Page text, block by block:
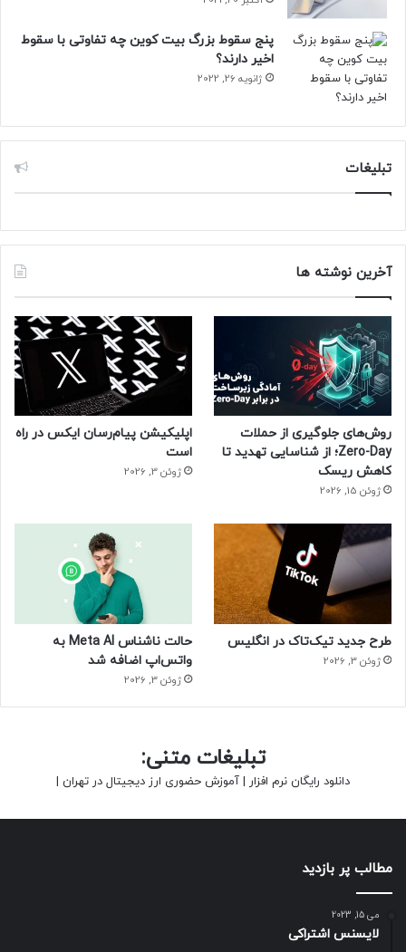
منبع : زومیت
پنج سقوط بزرگ بیت کوین چه تفاوتی با سقوط
اخیر دارند؟
ژانویه 26, 2022
تبلیغات
آخرین نوشته ها
روش‌های جلوگیری از حملات
Zero-Day؛ از شناسایی تهدید تا
کاهش ریسک
ژوئن 15, 2026
اپلیکیشن پیام‌رسان ایکس در راه
است
ژوئن 3, 2026
طرح جدید تیک‌تاک در انگلیس
ژوئن 3, 2026
حالت ناشناس Meta AI به
واتس‌اپ اضافه شد
ژوئن 3, 2026
تبلیغات متنی:
دانلود رایگان نرم افزار | آموزش حضوری ارز دیجیتال در تهران |
مطالب پر بازدید
می 15, 2023
لایسنس اشتراکی